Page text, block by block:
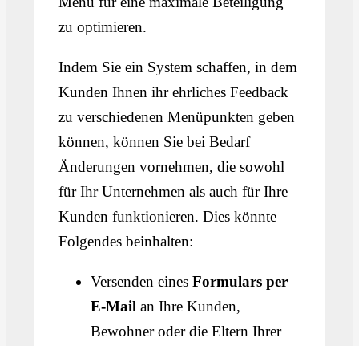
zu optimieren.
Indem Sie ein System schaffen, in dem
Kunden Ihnen ihr ehrliches Feedback
zu verschiedenen Menüpunkten geben
können, können Sie bei Bedarf
Änderungen vornehmen, die sowohl
für Ihr Unternehmen als auch für Ihre
Kunden funktionieren. Dies könnte
Folgendes beinhalten:
Versenden einesFormulars per
E-Mail an Ihre Kunden,
Bewohner oder die Eltern Ihrer